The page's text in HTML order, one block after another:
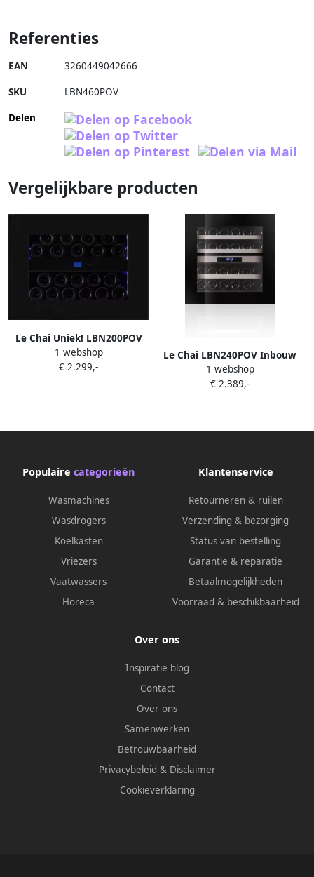
Referenties
EAN 3260449042666
SKU LBN460POV
Delen
Vergelijkbare producten
Le Chai Uniek! LBN200POV
Inbouw wijnkoelkast met 2
zones voor 20 flessen nis 45
1 webshop
€ 2.299,-
Le Chai LBN240POV Inbouw
Wijnklimaatkast Nismaat 60
cm 2 zones Push Open
1 webshop
€ 2.389,-
Populaire categorieën
Wasmachines
Wasdrogers
Koelkasten
Vriezers
Vaatwassers
Horeca
Klantenservice
Retourneren & ruilen
Verzending & bezorging
Status van bestelling
Garantie & reparatie
Betaalmogelijkheden
Voorraad & beschikbaarheid
Over ons
Inspiratie blog
Contact
Over ons
Samenwerken
Betrouwbaarheid
Privacybeleid & Disclaimer
Cookieverklaring